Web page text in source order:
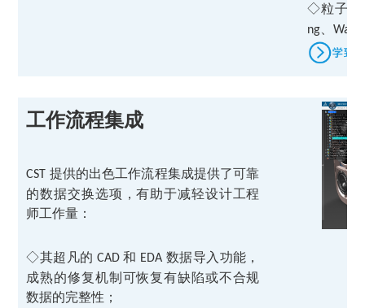
◇粒子：
ng 、
工作流程集成
CST 提供的出色工作流程集成提供了可靠
的数据交换选项，有助于减轻设计工程
师工作量：
◇其超凡的 CAD和 EDA 数据导入功能，
成熟的修复机制可恢复有缺陷或不合规
数据的完整性；